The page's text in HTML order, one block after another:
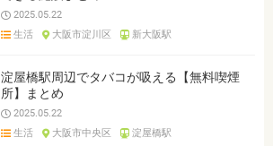
2025.05.22
生活
大阪市淀川区 新大阪駅
淀屋橋駅周辺でタバコが吸える【無料喫煙
所】まとめ
2025.05.22
生活
大阪市中央区 淀屋橋駅